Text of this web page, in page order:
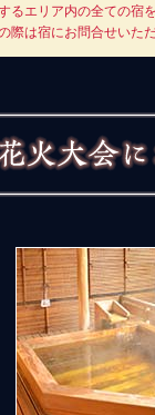
るエリア内の全ての
際は宿にお問合せいた